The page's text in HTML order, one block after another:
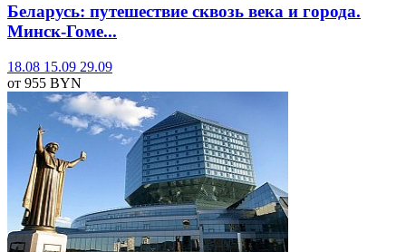
Беларусь: путешествие сквозь века и города.
Минск-Гоме...
18.08 15.09 29.09
от 955 BYN